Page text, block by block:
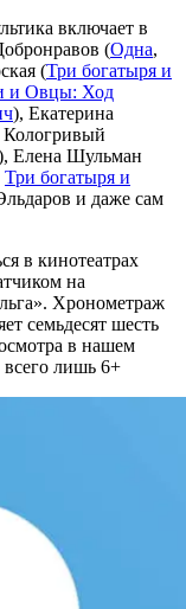
включает в
(Одна,
(Три богатыря и
и Овцы: Ход
), Екатерина
Елена Шульман
Три богатыря и
и даже сам
в кинотеатрах
на
Хронометраж
семьдесят шесть
в нашем
лишь 6+